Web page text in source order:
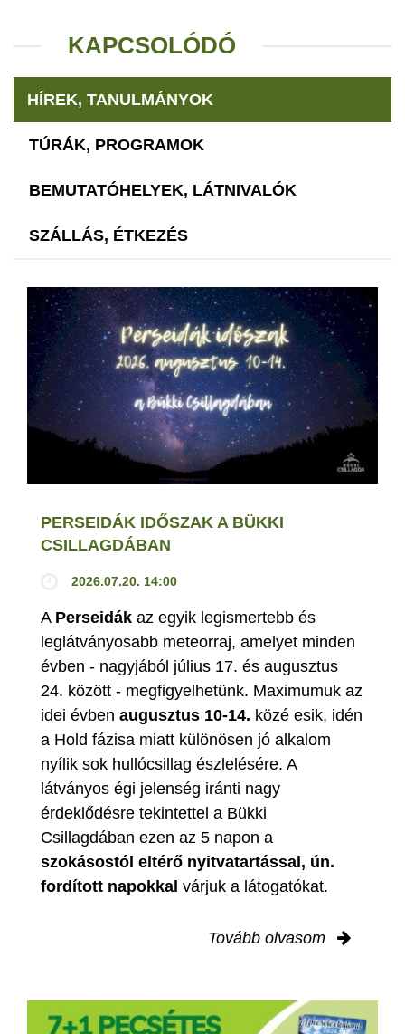
KAPCSOLÓDÓ
HÍREK, TANULMÁNYOK
TÚRÁK, PROGRAMOK
BEMUTATÓHELYEK, LÁTNIVALÓK
SZÁLLÁS, ÉTKEZÉS
PERSEIDÁK IDŐSZAK A BÜKKI
CSILLAGDÁBAN
2026.07.20. 14:00
A Perseidák az egyik legismertebb és
leglátványosabb meteorraj, amelyet minden
évben - nagyjából július 17. és augusztus
24. között - megfigyelhetünk. Maximumuk az
idei évben augusztus 10-14. közé esik, idén
a Hold fázisa miatt különösen jó alkalom
nyílik sok hullócsillag észlelésére. A
látványos égi jelenség iránti nagy
érdeklődésre tekintettel a Bükki
Csillagdában ezen az 5 napon a
szokásostól eltérő nyitvatartással, ún.
fordított napokkal várjuk a látogatókat.
Tovább olvasom